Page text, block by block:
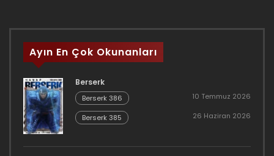
Ayın En Çok Okunanları
Berserk
Berserk 386 10 Temmuz 2026
Berserk 385 26 Haziran 2026